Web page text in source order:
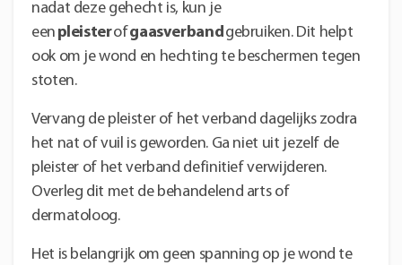
nadat deze gehecht is, kun je
een pleisterofgaasverbandgebruiken. Dit helpt
ook om je wond en hechting te beschermen tegen
stoten.
Vervang de pleister of het verband dagelijks zodra
het nat of vuil is geworden. Ga niet uit jezelf de
pleister of het verband definitief verwijderen.
Overleg dit met de behandelend arts of
dermatoloog.
Het is belangrijk om geen spanning op je wond te